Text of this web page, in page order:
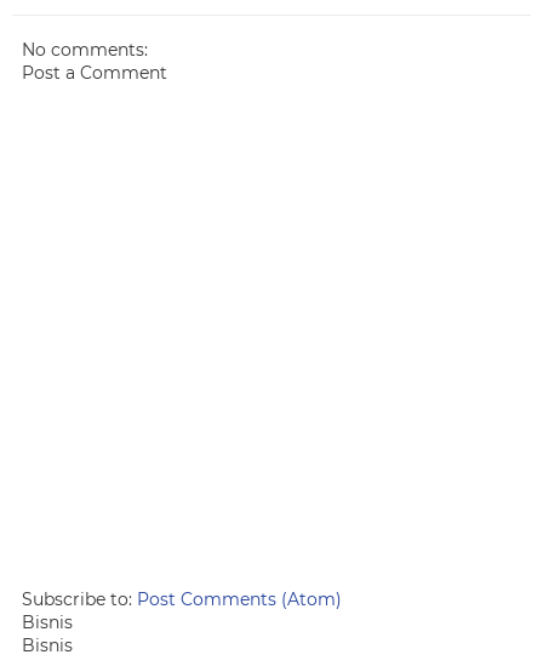
No comments:
Post a Comment
Subscribe to: Post Comments (Atom)
Bisnis
Bisnis